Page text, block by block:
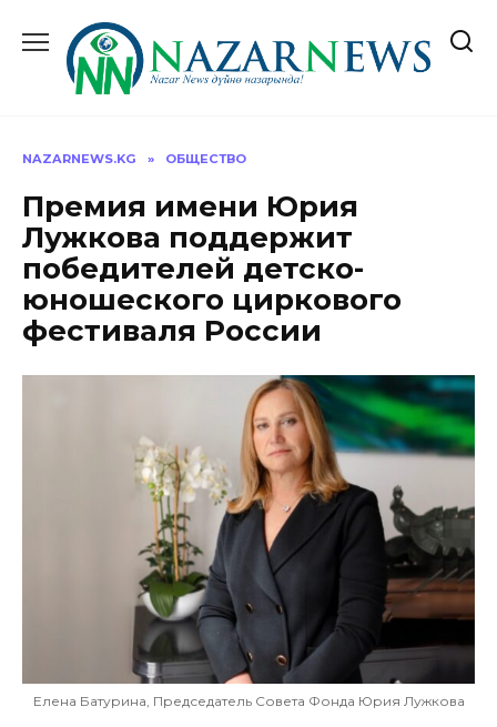
содержанию
NAZARNEWS.KG » ОБЩЕСТВО
Премия имени Юрия
Лужкова поддержит
победителей детско-
юношеского циркового
фестиваля России
Елена Батурина, Председатель Совета Фонда Юрия Лужкова